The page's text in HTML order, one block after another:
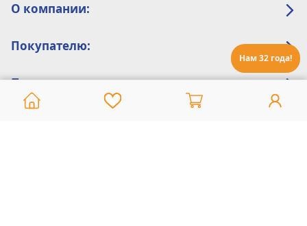
Нам 32 года!
О компании:
Покупателю:
Помощь: